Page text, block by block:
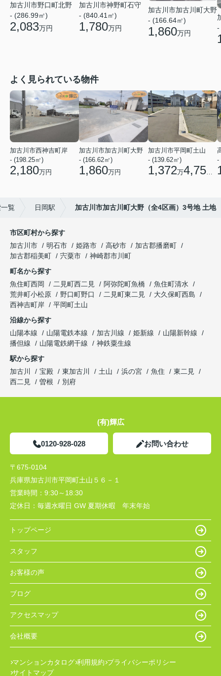
加古川市野口町北野
- (286.99㎡)
2,083万円
加古川市神野町石守
- (840.41㎡)
1,780万円
加古川市加古川町大野
- (166.64㎡)
1,860万円
-
よく見られている物件
加古川市西神吉町岸
- (198.25㎡)
2,180万円
加古川市加古川町大野
- (166.62㎡)
1,860万円
加古川市平岡町土山
- (139.62㎡)
1,372万4,750 円
-
覧 日岡駅 加古川市加古川町大野（全4区画）3号地 土地
市区町村から探す
加古川市
明石市 姫路市 高砂市
加古郡播磨町
加古郡稲美町
宍粟市
神崎郡市川町
町名から探す
魚住町西岡
二見町西二見 阿弥陀町魚橋
魚住町清水
荒井町小松原
野口町野口 二見町東二見
大久保町西島
西神吉町岸
平岡町土山
沿線から探す
山陽本線
山陽電鉄本線 加古川線 姫新線
山陽新幹線
播但線
山陽電鉄網干線
神鉄粟生線
駅から探す
加古川
宝殿 東加古川 土山 浜の宮 魚住
東二見
西二見
曽根 別府
(有)輝広
0120-928-028 お問い合わせ
〒675-0104
兵庫県加古川市平岡町土山５６－１
営業時間： 9:30～18:30
定休日： 毎週水曜日 GW 夏期休暇 年末年始
トップページ
スタッフ
お客様の声
ブログ
アクセスマップ
会社概要
マンションカタログ 利用規約 プライバシーポリシー
サイトマップ